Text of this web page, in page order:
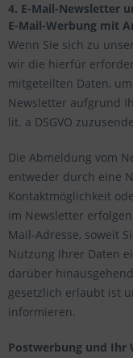
4. E-Mail-Newsletter
E-Mail-Werbung mit
Wenn Sie sich zu
wir die hierfür
mitgeteilten Daten,
Newsletter aufgrund
lit. a DSGVO
Die Abmeldung vom
entweder durch eine
Kontaktmöglichkeit
im Newsletter
Mail-Adresse, soweit
Nutzung Ihrer Daten
darüber
gesetzlich erlaubt ist
informieren.
Postwerbung und Ihr